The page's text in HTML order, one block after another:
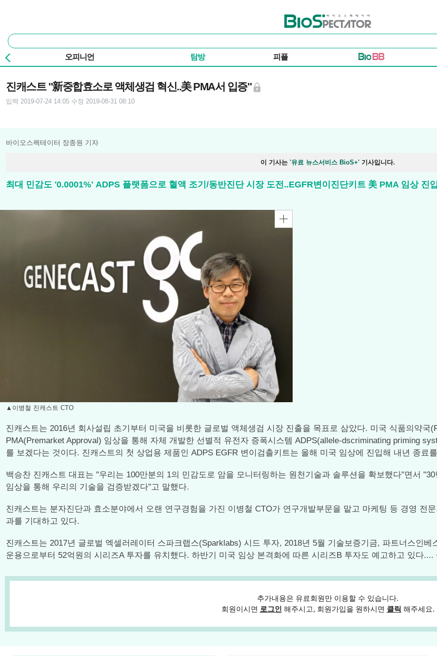
바이오스펙테이터
통
합
검
색
오피니언 탐방 피플
진캐스트 "新중합효소로 액체생검 혁신..美 PMA서 입증"
입력 2019-07-24 14:05 수정 2019-08-31 08:10
바이오스펙테이터 장종원 기자
이 기사는 '유료 뉴스서비스 BioS+' 기사입니다.
최대 민감도 '0.0001%' ADPS 플랫폼으로 혈액 조기/동반진단 시장 도전..EGFR변이진단키트 美 PMA 임상 진
▲이병철 진캐스트 CTO
진캐스트는 2016년 회사설립 초기부터 미국을 비롯한 글로벌 액체생검 시장 진출을 목표로 삼았다. 미국 식품의약
PMA(Premarket Approval) 임상을 통해 자체 개발한 선별적 유전자 증폭시스템 ADPS(allele-dscriminating priming
를 보겠다는 것이다. 진캐스트의 첫 상업용 제품인 ADPS EGFR 변이검출키트는 올해 미국 임상에 진입해 내년 종료
백승찬 진캐스트 대표는 "우리는 100만분의 1의 민감도로 암을 모니터링하는 원천기술과 솔루션을 확보했다"면서
임상을 통해 우리의 기술을 검증받겠다"고 말했다.
진캐스트는 분자진단과 효소분야에서 오랜 연구경험을 가진 이병철 CTO가 연구개발부문을 맡고 마케팅 등 경영 전
과를 기대하고 있다.
진캐스트는 2017년 글로벌 엑셀러레이터 스파크랩스(Sparklabs) 시드 투자, 2018년 5월 기술보증기금, 파트너스인
운용으로부터 52억원의 시리즈A 투자를 유치했다. 하반기 미국 임상 본격화에 따른 시리즈B 투자도 예고하고 있다....
추가내용은 유료회원만 이용할 수 있습니다.
회원이시면 로그인 해주시고, 회원가입을 원하시면 클릭 해주세요.